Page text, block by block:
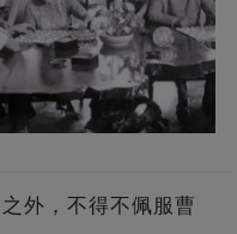
外，不得不佩服曹